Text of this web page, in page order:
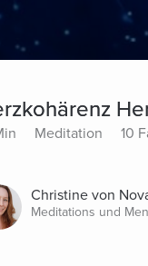
Meditation 10
Christine von
Meditations und